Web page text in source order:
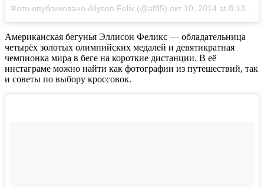
Фото опубликовано Allyson Felix (@af85) окт 10, 2014 at 8:13 PDT
Американская бегунья Эллисон Феликс — обладательница
четырёх золотых олимпийских медалей и девятикратная
чемпионка мира в беге на короткие дистанции. В её
инстаграме можно найти как фотографии из путешествий, так
и советы по выбору кроссовок.